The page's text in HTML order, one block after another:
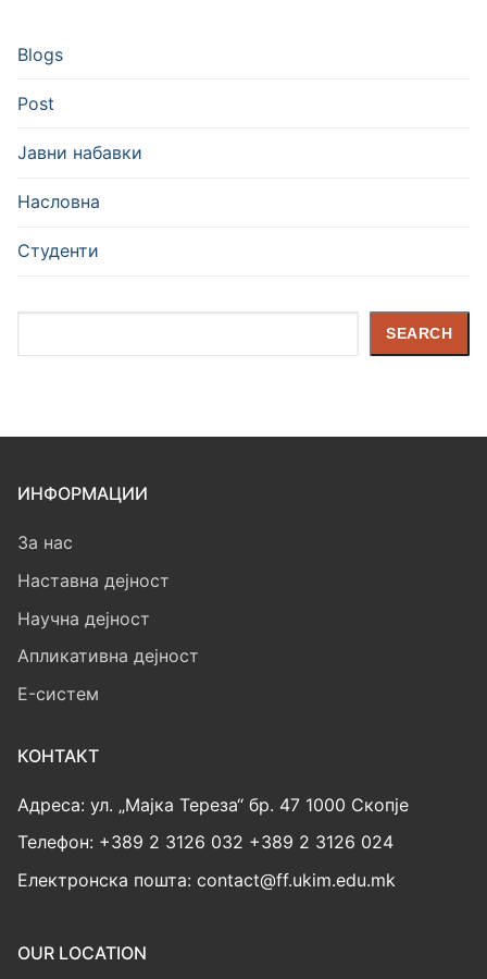
Blogs
Post
Јавни набавки
Насловна
Студенти
SEARCH
ИНФОРМАЦИИ
За нас
Наставна дејност
Научна дејност
Апликативна дејност
E-систем
КОНТАКТ
Адреса: ул. „Мајка Тереза“ бр. 47 1000 Скопје
Телефон: +389 2 3126 032 +389 2 3126 024
Електронска пошта: contact@ff.ukim.edu.mk
OUR LOCATION